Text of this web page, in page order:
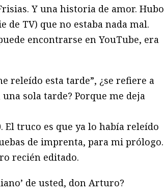
Y una historia de amor. Hubo
de TV) que no estaba nada mal.
encontrarse en YouTube, era
releído esta tarde”, ¿se refiere a
sola tarde? Porque me deja
El truco es que ya lo había releído
de imprenta, para mi prólogo.
recién editado.
de usted, don Arturo?